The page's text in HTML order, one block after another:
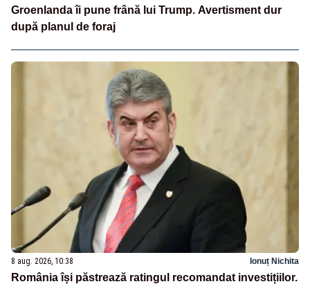
Groenlanda îi pune frână lui Trump. Avertisment dur
după planul de foraj
8 aug. 2026, 10:38 Ionuț Nichita
România își păstrează ratingul recomandat investițiilor.